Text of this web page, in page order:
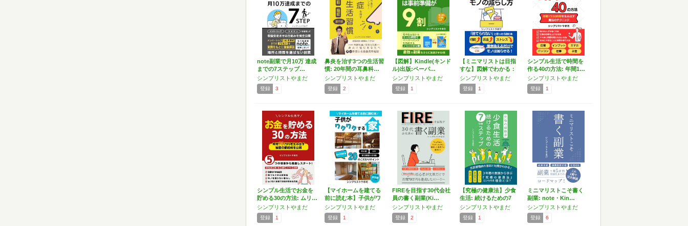
note副業で月10万 達成
までの7ステップ…
シンプリストやまだ
登録 3
鼻炎を治す3つの生活習
慣: 20年間の耳鼻科…
シンプリストやまだ
登録 2
【図解】Kindle(キンド
ル)出版:ペーパ…
シンプリストやまだ
登録 1
【ミニマリストは目指
すな】図解でわかる：
誰で…
シンプリストやまだ
登録 1
シンプル生活で時間を
作る40の方法: 年間1…
シンプリストやまだ
登録 1
シンプル生活でお金を
貯める30の方法: ムリ…
シンプリストやまだ
登録 1
【マイホームを建てる
前に読む本】子供がワ
クワ…
シンプリストやまだ
登録 1
FIREを目指す30代会社
員の書く副業(Ki…
シンプリストやまだ
登録 2
【究極の健康法】少食
生活: 続けるための7
つ…
シンプリストやまだ
登録 1
ミニマリストこそ書く
副業: note・Kin…
シンプリストやまだ
登録 6